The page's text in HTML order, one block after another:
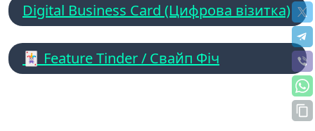
Digital Business Card (Цифрова візитка)
🃏 Feature Tinder / Свайп Фіч